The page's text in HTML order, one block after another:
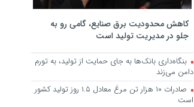
کاهش محدودیت برق صنایع، گامی رو به
جلو در مدیریت تولید است
بنگاه‌داری بانک‌ها به جای حمایت از تولید، به تورم
دامن می‌زند
صادرات ۱۰ هزار تن مرغ معادل ۱.۵ روز تولید کشور
است